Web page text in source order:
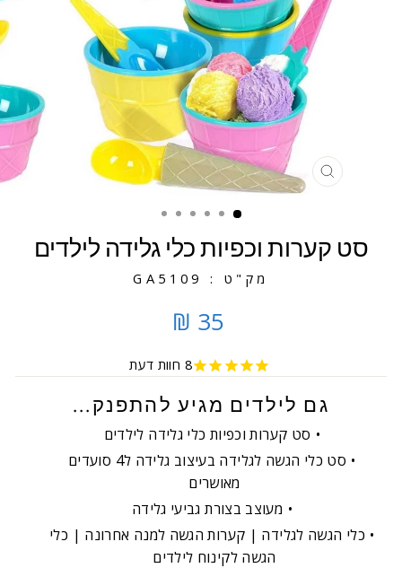
סט קערות וכפיות כלי גלידה לילדים
מק"ט : GA5109
35 ₪
8 חוות דעת
גם לילדים מגיע להתפנק...
סט קערות וכפיות כלי גלידה לילדים
סט כלי הגשה לגלידה בעיצוב גלידה ל4 סועדים
מאושרים
מעוצב בצורת גביעי גלידה
כלי הגשה לגלידה | קערות הגשה למנה אחרונה | כלי
הגשה לקינוח לילדים
סגירה